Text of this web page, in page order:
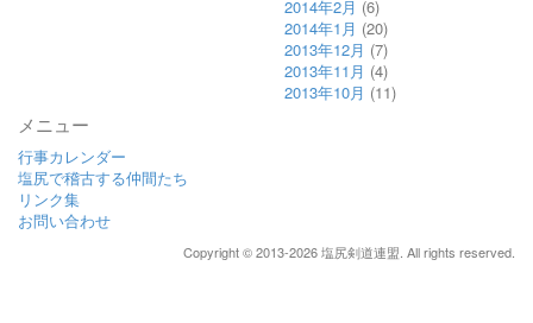
2014年2月 (6)
2014年1月 (20)
2013年12月 (7)
2013年11月 (4)
2013年10月 (11)
メニュー
行事カレンダー
塩尻で稽古する仲間たち
リンク集
お問い合わせ
Copyright © 2013-2026 塩尻剣道連盟. All rights reserved.